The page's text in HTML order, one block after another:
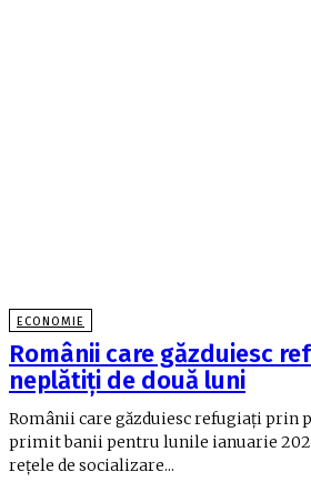
ECONOMIE
Românii care găzduiesc
neplătiți de două luni
Românii care găzduiesc refugiați prin
primit banii pentru lunile ianuarie
rețele de socializare...